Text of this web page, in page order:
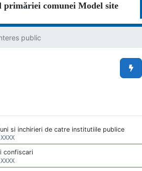
primăriei comunei Model site
public
si inchirieri de catre institutiile publice
confiscari